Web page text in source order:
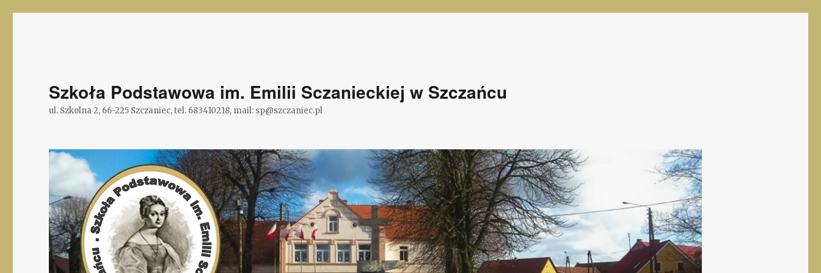
Szkoła Podstawowa im. Emilii Sczanieckiej w Szczańcu
ul. Szkolna 2, 66-225 Szczaniec, tel. 683410218, mail: sp@szczaniec.pl